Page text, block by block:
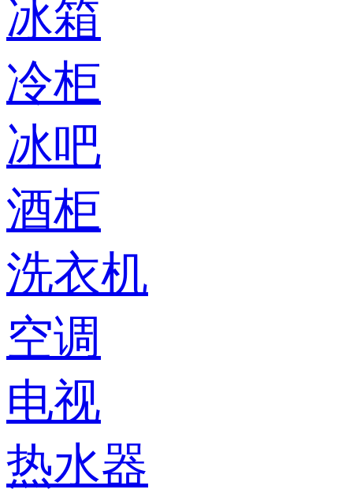
冰箱
冷柜
冰吧
酒柜
洗衣机
空调
电视
热水器